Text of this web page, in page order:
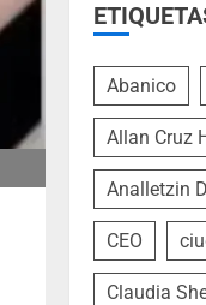
Abanico
Allan Cruz
Analletzin
CEO
Claudia